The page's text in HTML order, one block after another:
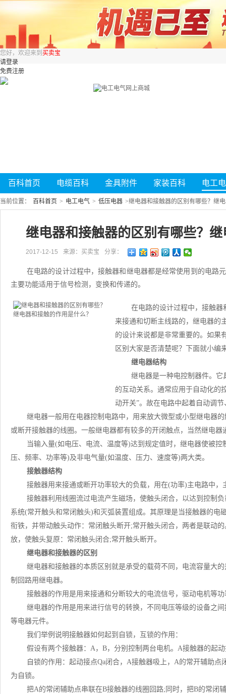
您好，欢迎来到 买卖宝
请登录
免费注册
百科首页 电缆百科 金具附件 家装百科 电工
当前位置： 百科首页 > 电工电气 > 低压电器 >继电器和接触器的区别有哪些？继
继电器和接触器的区别有哪些？
2017-12-15 来源：买卖宝 分享：
在电路的设计过程中，接触器和继电器都是经常使用到的电路
主要功能适用于信号检测，变换和传递的。
在电路的设计过程中，接触器
来接通和切断主线路的，继电器的
的设计来说都是非常重要的。如果
区别大家是否清楚呢？下面就小编
继电器结构
继电器是一种电控制器件。
的互动关系。通常应用于自动化的
动开关”。故在电路中起着自动调
继电器一般用在电器控制电路中，用来放大微型或小型继电器
或断开接触器的线圈。一般继电器都有较多的开闭触点，当然继电
当输入量(如电压、电流、温度等)达到规定值时，继电器使被
压、频率、功率等)及非电气量(如温度、压力、速度等)两大类。
接触器结构
接触器用来接通或断开功率较大的负载，用在(功率)主电路中
接触器利用线圈流过电流产生磁场，使触头闭合，以达到控制
系统(常开触头和常闭触头)和灭弧装置组成。其原理是当接触器的
衔铁，并带动触头动作：常闭触头断开;常开触头闭合，两者是联动
放，使触头复原：常闭触头闭合;常开触头断开。
继电器和接触器的区别
继电器和接触器的本质区别就是承受的载荷不同，电流容量大
制回路用继电器。
接触器的作用是用来接通和分断较大的电流信号，驱动电机等
继电器的作用是用来进行信号的转换，不同电压等级的设备之
等电器元件。
我们举例说明接触器如何起到自锁，互锁的作用：
假设有两个接触器：A，B，分别控制两台电机。A接触器的起
自锁的作用：起动接点Qa闭合，A接触器吸上，A的常开辅助
为自锁。
把A的常闭辅助点串联在B接触器的线圈回路;同时，把B的常闭